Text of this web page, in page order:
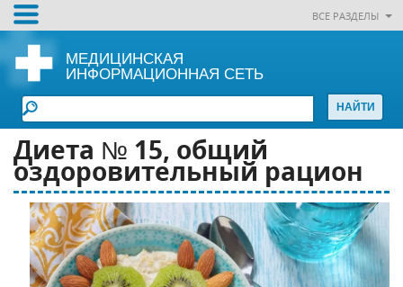
ВСЕ РАЗДЕЛЫ
МЕДИЦИНСКАЯ
ИНФОРМАЦИОННАЯ СЕТЬ
Диета № 15, общий
оздоровительный рацион